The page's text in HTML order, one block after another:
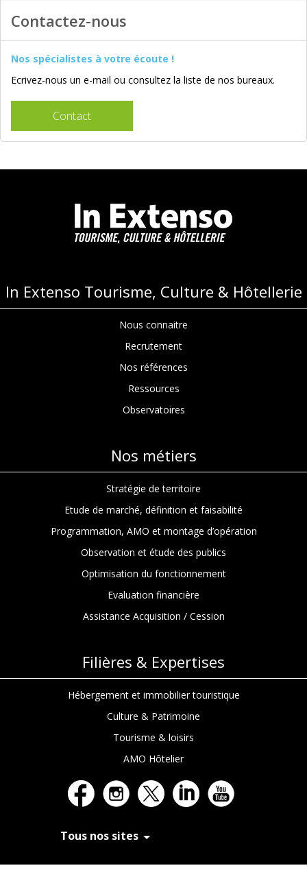
Contactez-nous
Nos spécialistes à votre écoute !
Ecrivez-nous un e-mail ou consultez la liste de nos bureaux.
Contact
In Extenso Tourisme, Culture & Hôtellerie
Nous connaitre
Recrutement
Nos références
Ressources
Observatoires
Nos métiers
Stratégie de territoire
Etude de marché, définition et faisabilité
Programmation, AMO et montage d’opération
Observation et étude des publics
Optimisation du fonctionnement
Evaluation financière
Assistance Acquisition / Cession
Filières & Expertises
Hébergement et immobilier touristique
Culture & Patrimoine
Tourisme & loisirs
AMO Hôtelier
Tous nos sites